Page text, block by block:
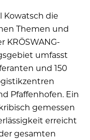
Kowatsch die
Themen und
KRÖSWANG-
umfasst
und 150
Pfaffenhofen. Ein
gemessen
erreicht
gesamten